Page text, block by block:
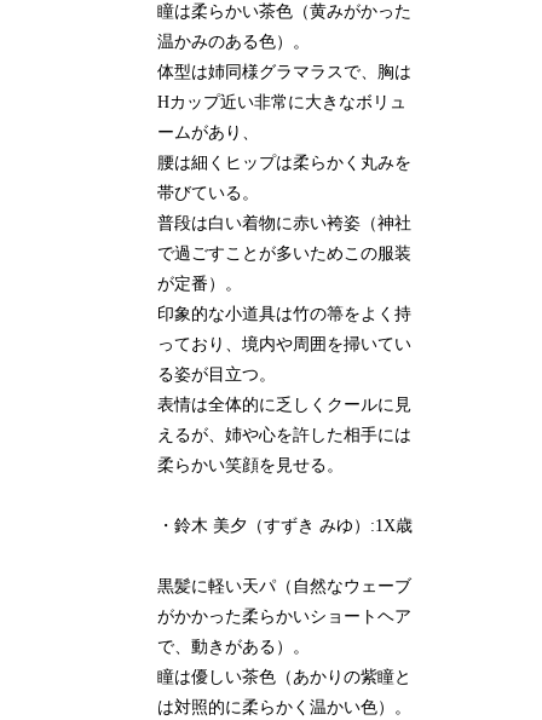
瞳は柔らかい茶色（黄みがかった
温かみのある色）。
体型は姉同様グラマラスで、胸は
Hカップ近い非常に大きなボリュ
ームがあり、
腰は細くヒップは柔らかく丸みを
帯びている。
普段は白い着物に赤い袴姿（神社
で過ごすことが多いためこの服装
が定番）。
印象的な小道具は竹の箒をよく持
っており、境内や周囲を掃いてい
る姿が目立つ。
表情は全体的に乏しくクールに見
えるが、姉や心を許した相手には
柔らかい笑顔を見せる。
・鈴木 美夕（すずき みゆ）:1X歳
黒髪に軽い天パ（自然なウェーブ
がかかった柔らかいショートヘア
で、動きがある）。
瞳は優しい茶色（あかりの紫瞳と
は対照的に柔らかく温かい色）。